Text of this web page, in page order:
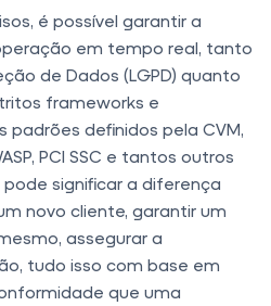
é possível garantir a
em tempo real, tanto
de Dados (LGPD) quanto
frameworks e
definidos pela CVM,
PCI SSC e tantos outros
significar a diferença
novo cliente, garantir um
assegurar a
tudo isso com base em
que uma